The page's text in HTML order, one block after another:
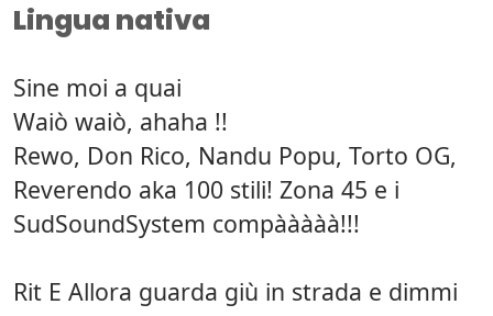
Lingua nativa
Sine moi a quai
Waiò waiò, ahaha !!
Rewo, Don Rico, Nandu Popu, Torto OG,
Reverendo aka 100 stili! Zona 45 e i
SudSoundSystem compààààà!!!
Rit E Allora guarda giù in strada e dimmi